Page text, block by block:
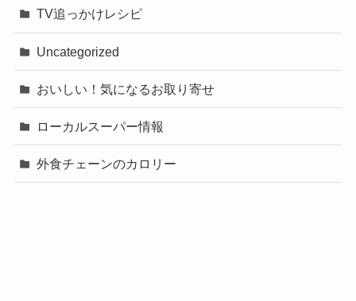
TV追っかけレシピ
Uncategorized
おいしい！気になるお取り寄せ
ローカルスーパー情報
外食チェーンのカロリー